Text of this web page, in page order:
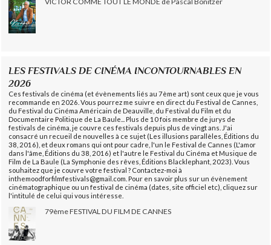
LES FESTIVALS DE CINÉMA INCONTOURNABLES EN
2026
Ces festivals de cinéma (et évènements liés au 7ème art) sont ceux que je vous
recommande en 2026. Vous pourrez me suivre en direct du Festival de Cannes,
du Festival du Cinéma Américain de Deauville, du Festival du Film et du
Documentaire Politique de La Baule... Plus de 10 fois membre de jurys de
festivals de cinéma, je couvre ces festivals depuis plus de vingt ans. J'ai
consacré un recueil de nouvelles à ce sujet (Les illusions parallèles, Éditions du
38, 2016), et deux romans qui ont pour cadre, l'un le Festival de Cannes (L'amor
dans l'âme, Éditions du 38, 2016) et l'autre le Festival du Cinéma et Musique de
Film de La Baule (La Symphonie des rêves, Éditions Blacklephant, 2023). Vous
souhaitez que je couvre votre festival ? Contactez-moi à
inthemoodforfilmfestivals@gmail.com. Pour en savoir plus sur un évènement
cinématographique ou un festival de cinéma (dates, site officiel etc), cliquez sur
l'intitulé de celui qui vous intéresse.
79ème FESTIVAL DU FILM DE CANNES